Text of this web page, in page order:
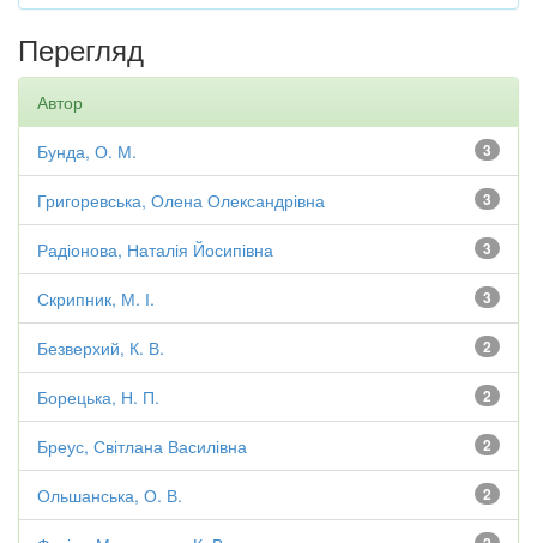
Перегляд
Автор
3
Бунда, О. М.
3
Григоревська, Олена Олександрівна
3
Радіонова, Наталія Йосипівна
3
Скрипник, М. І.
2
Безверхий, К. В.
2
Борецька, Н. П.
2
Бреус, Світлана Василівна
2
Ольшанська, О. В.